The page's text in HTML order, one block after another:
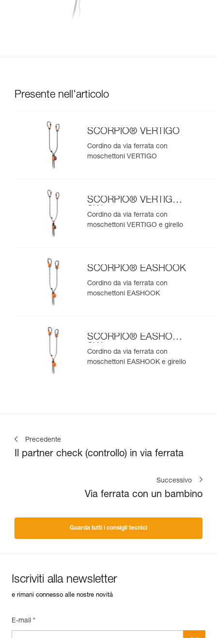
Presente nell'articolo
SCORPIO® VERTIGO
Cordino da via ferrata con
moschettoni VERTIGO
SCORPIO® VERTIGO
SW
Cordino da via ferrata con
moschettoni VERTIGO e girello
SCORPIO® EASHOOK
Cordino da via ferrata con
moschettoni EASHOOK
SCORPIO® EASHOOK
SW
Cordino da via ferrata con
moschettoni EASHOOK e girello
Precedente
Il partner check (controllo) in via ferrata
Successivo
Via ferrata con un bambino
Guarda tutti i consigli tecnici
Iscriviti alla newsletter
e rimani connesso alle nostre novità
E-mail *